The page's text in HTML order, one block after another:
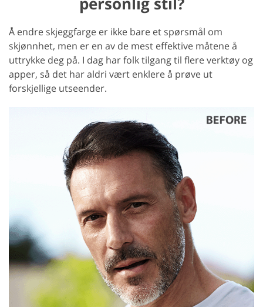
Å endre skjeggfarge er ikke bare et spørsmål om
skjønnhet, men er en av de mest effektive måtene å
uttrykke deg på. I dag har folk tilgang til flere verktøy og
apper, så det har aldri vært enklere å prøve ut
forskjellige utseender.